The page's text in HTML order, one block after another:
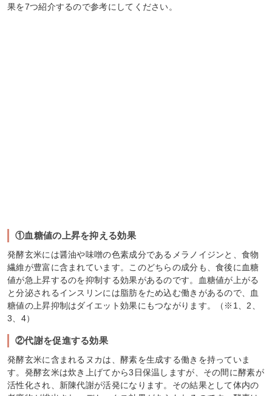
果を7つ紹介するので参考にしてください。
①血糖値の上昇を抑える効果
発酵玄米には醤油や味噌の色素成分であるメラノイジンと、食物
繊維が豊富に含まれています。このどちらの成分も、食後に血糖
値が急上昇するのを抑制する効果があるのです。血糖値が上がる
と分泌されるインスリンには脂肪をため込む働きがあるので、血
糖値の上昇抑制はダイエット効果にもつながります。（※1、2、
3、4）
②代謝を促進する効果
発酵玄米に含まれるヌカは、酵素を生成する働きを持っていま
す。発酵玄米は炊き上げてから3日保温しますが、その間に酵素が
活性化され、新陳代謝が活発になります。その結果として体内の